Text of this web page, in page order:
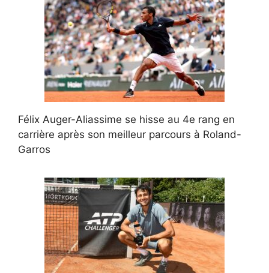
Félix Auger-Aliassime se hisse au 4e rang en
carrière après son meilleur parcours à Roland-
Garros